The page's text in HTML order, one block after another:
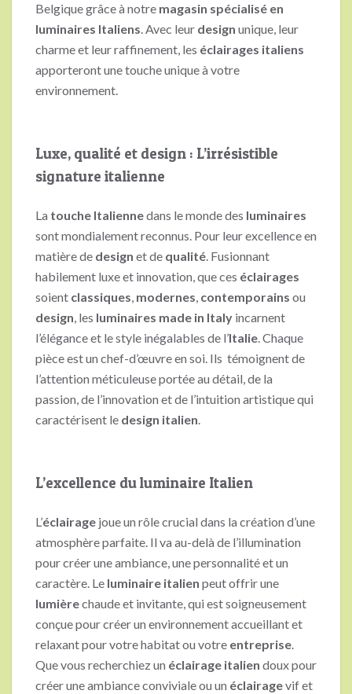
Belgique grâce à notre magasin spécialisé en
luminaires Italiens. Avec leur design unique, leur
charme et leur raffinement, les éclairages italiens
apporteront une touche unique à votre
environnement.
Luxe, qualité et design : L’irrésistible
signature italienne
La touche Italiennedans le monde des luminaires
sont mondialement reconnus. Pour leur excellence en
matière de design et de qualité. Fusionnant
habilement luxe et innovation, que ces éclairages
soient classiques, modernes, contemporains ou
design, les luminaires made in Italy incarnent
l’élégance et le style inégalables de l’Italie. Chaque
pièce est un chef-d’œuvre en soi. Ils témoignent de
l’attention méticuleuse portée au détail, de la
passion, de l’innovation et de l’intuition artistique qui
caractérisent le design italien.
L’excellence du luminaire Italien
L’éclairage joue un rôle crucial dans la création d’une
atmosphère parfaite. Il va au-delà de l’illumination
pour créer une ambiance, une personnalité et un
caractère. Le luminaire italien peut offrir une
lumièrechaude et invitante, qui est soigneusement
conçue pour créer un environnement accueillant et
relaxant pour votre habitat ou votre entreprise.
Que vous recherchiez un éclairage italien doux pour
créer une ambiance conviviale ou un éclairagevif et